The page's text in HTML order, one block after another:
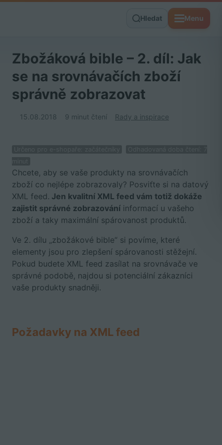
Hledat Menu
Zbožáková bible – 2. díl: Jak
se na srovnávačích zboží
správně zobrazovat
15.08.2018 9 minut čtení Rady a inspirace
Chcete, aby se vaše produkty na srovnávačích
zboží co nejlépe zobrazovaly? Posviťte si na datový
XML feed. Jen kvalitní XML feed vám totiž dokáže
zajistit správné zobrazování informací u vašeho
zboží a taky maximální spárovanost produktů.
Ve 2. dílu „zbožákové bible“ si povíme, které
elementy jsou pro zlepšení spárovanosti stěžejní.
Pokud budete XML feed zasílat na srovnávače ve
správné podobě, najdou si potenciální zákazníci
vaše produkty snadněji.
Požadavky na XML feed